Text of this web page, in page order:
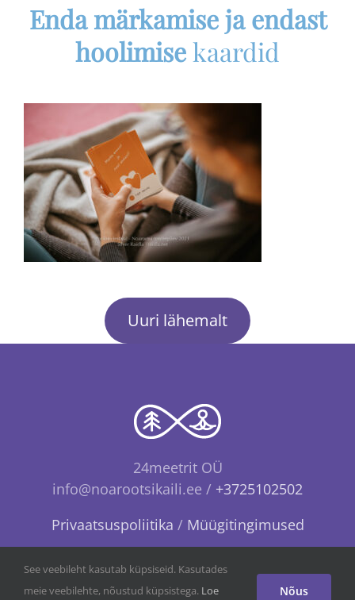
Enda märkamise ja endast
hoolimisekaardid
Uuri lähemalt
24meetrit OÜ
info@noarootsikaili.ee / +3725102502
Privaatsuspoliitika / Müügitingimused
See veebileht kasutab küpsiseid. Kasutades
meie veebilehte, nõustud küpsistega. Loe Nõus